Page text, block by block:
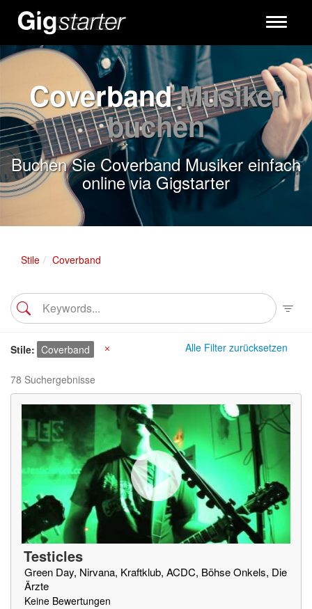
Toggle
CoverbandMusiker
buchen
Buchen Sie Coverband Musiker einfach
online via Gigstarter
Stile Coverband
Alle Filter zurücksetzen
Stile Coverband
78 Suchergebnisse
Testicles
Green Day, Nirvana, Kraftklub, ACDC, Böhse Onkels, Die
Ärzte
Keine Bewertungen